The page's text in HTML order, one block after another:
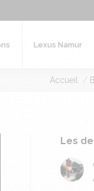
Lexus Namur
Vous êtes
Accueil
Les